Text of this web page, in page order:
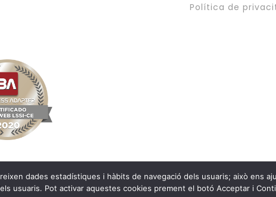
Política de
Copyright ©
dades estadístiques i hàbits de navegació dels usuaris; això ens
usuaris. Pot activar aquestes cookies prement el botó Acceptar i